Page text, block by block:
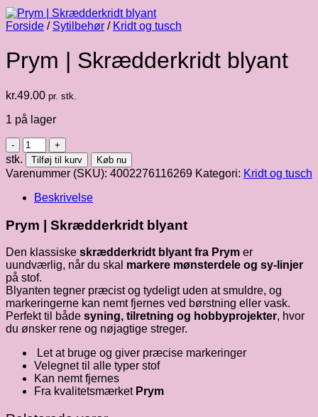
Forside / Sytilbehør / Kridt og tusch
Prym | Skrædderkridt blyant
kr.49.00 pr. stk.
1 på lager
Prym
|
Skrædderkridt
blyant
antal
stk. Tilføj til kurv Køb nu
Varenummer (SKU): 4002276116269 Kategori: Kridt og tusch
Beskrivelse
Prym | Skrædderkridt blyant
Den klassiske skrædderkridt blyant fra Prym er
uundværlig, når du skal markere mønsterdele og sy-linjer
på stof.
Blyanten tegner præcist og tydeligt uden at smuldre, og
markeringerne kan nemt fjernes ved børstning eller vask.
Perfekt til både syning, tilretning og hobbyprojekter, hvor
du ønsker rene og nøjagtige streger.
Let at bruge og giver præcise markeringer
Velegnet til alle typer stof
Kan nemt fjernes
Fra kvalitetsmærket Prym